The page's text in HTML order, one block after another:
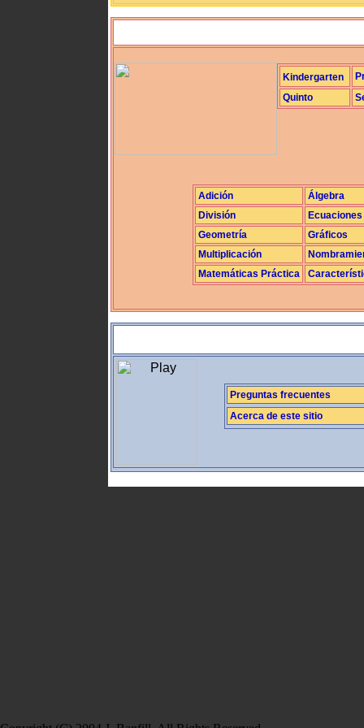
Kindergarten
Quinto
Adición
Álgebra
División
Ecuaciones
Geometría
Gráficos
Multiplicación
Matemáticas Práctica
Preguntas frecuentes
Acerca de este sitio